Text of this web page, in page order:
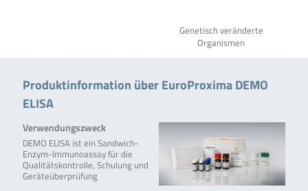
Genetisch veränderte
Organismen
Produktinformation über EuroProxima DEMO
ELISA
Verwendungszweck
DEMO ELISA ist ein Sandwich-
Enzym-Immunoassay für die
Qualitätskontrolle, Schulung und
Geräteüberprüfung